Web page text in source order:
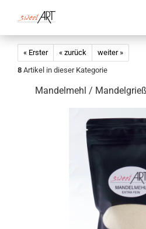
« Erster « zurück
weiter »
8 Artikel in dieser Kategorie
Mandelmehl /